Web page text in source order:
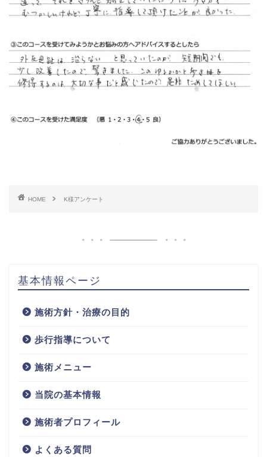
HOME K様アンケート
基本情報ページ
施術方針・治療の目的
歩行指導について
施術メニュー
当院の基本情報
施術者プロフィール
よくある質問